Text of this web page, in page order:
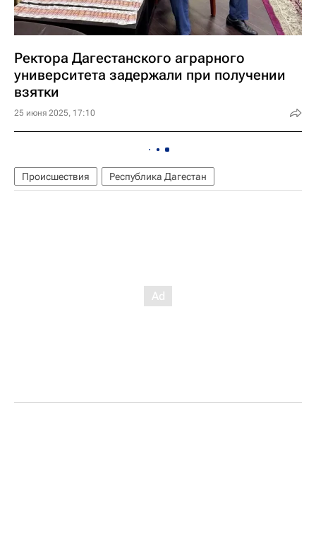
Ректора Дагестанского аграрного
университета задержали при получении
взятки
25 июня 2025, 17:10
Происшествия Республика Дагестан